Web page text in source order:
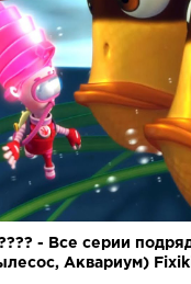
- Все серии
Аквариум)